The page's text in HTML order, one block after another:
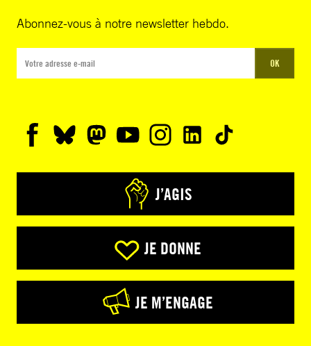
Abonnez-vous à notre newsletter hebdo.
OK
J’AGIS
JE DONNE
JE M’ENGAGE